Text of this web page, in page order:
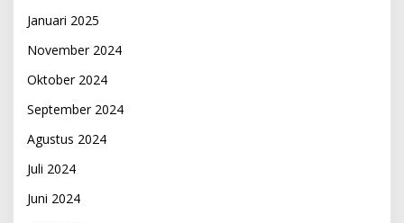
Januari 2025
November 2024
Oktober 2024
September 2024
Agustus 2024
Juli 2024
Juni 2024